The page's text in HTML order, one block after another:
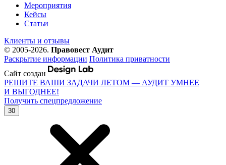
Мероприятия
Кейсы
Статьи
Клиенты и отзывы
© 2005-2026. Правовест Аудит
Раскрытие информации Политика приватности
Сайт создан
РЕШИТЕ ВАШИ ЗАДАЧИ ЛЕТОМ — АУДИТ УМНЕЕ
И ВЫГОДНЕЕ!
Получить спецпредложение
30